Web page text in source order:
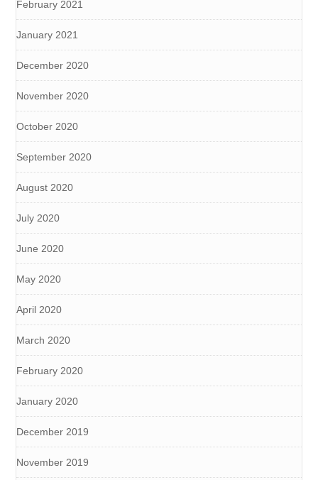
February 2021
January 2021
December 2020
November 2020
October 2020
September 2020
August 2020
July 2020
June 2020
May 2020
April 2020
March 2020
February 2020
January 2020
December 2019
November 2019